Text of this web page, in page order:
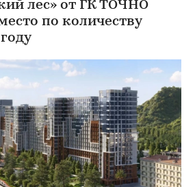
лес» от ГК ТОЧНО
по количеству